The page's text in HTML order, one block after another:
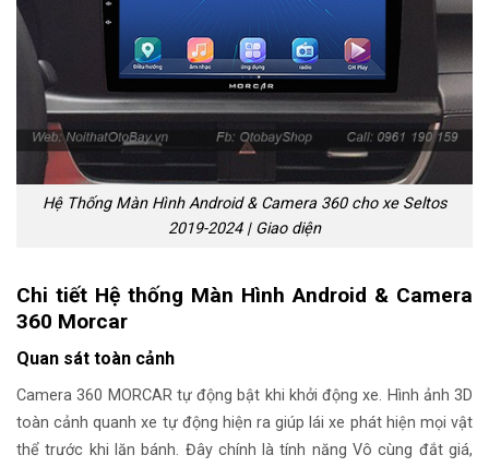
Hệ Thống Màn Hình Android & Camera 360 cho xe Seltos
2019-2024 | Giao diện
Chi tiết Hệ thống Màn Hình Android & Camera
360 Morcar
Quan sát toàn cảnh
Camera 360 MORCAR tự động bật khi khởi động xe. Hình ảnh 3D
toàn cảnh quanh xe tự động hiện ra giúp lái xe phát hiện mọi vật
thể trước khi lăn bánh. Đây chính là tính năng Vô cùng đắt giá,